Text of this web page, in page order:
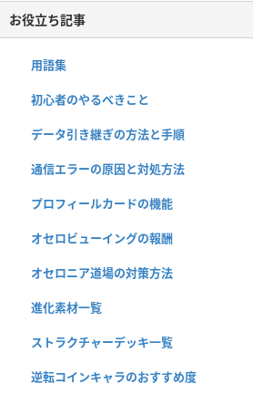
お役立ち記事
用語集
初心者のやるべきこと
データ引き継ぎの方法と手順
通信エラーの原因と対処方法
プロフィールカードの機能
オセロビューイングの報酬
オセロニア道場の対策方法
進化素材一覧
ストラクチャーデッキ一覧
逆転コインキャラのおすすめ度